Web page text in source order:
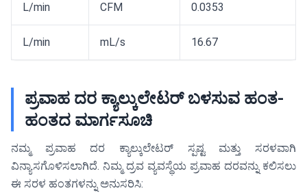
L/min CFM 0.0353
L/min mL/s 16.67
ಪ್ರವಾಹ ದರ ಕ್ಯಾಲ್ಕುಲೇಟರ್ ಬಳಸುವ ಹಂತ-
ಹಂತದ ಮಾರ್ಗಸೂಚಿ
ನಮ್ಮ ಪ್ರವಾಹ ದರ ಕ್ಯಾಲ್ಕುಲೇಟರ್ ಸ್ಪಷ್ಟ ಮತ್ತು ಸರಳವಾಗಿ
ವಿನ್ಯಾಸಗೊಳಿಸಲಾಗಿದೆ. ನಿಮ್ಮ ದ್ರವ ವ್ಯವಸ್ಥೆಯ ಪ್ರವಾಹ ದರವನ್ನು ಕಲಿಸಲು
ಈ ಸರಳ ಹಂತಗಳನ್ನು ಅನುಸರಿಸಿ: